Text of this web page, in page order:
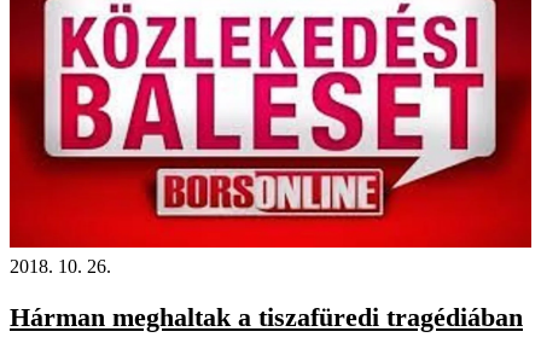
2018. 10. 26.
Hárman meghaltak a tiszafüredi tragédiában